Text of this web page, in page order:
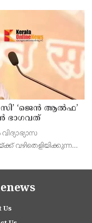
‘ജെൻ ആൽഫ’
ഭാഗവത്
വഴിതെളിയിക്കുന്ന
വളരെ
Us